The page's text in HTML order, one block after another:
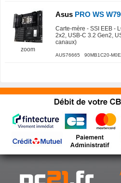
zoom
Asus PRO WS
Carte-mère - SSI EEB -
2x2, USB-C 3.2 Gen2,
canaux)
AUS76665 90MB1C20-